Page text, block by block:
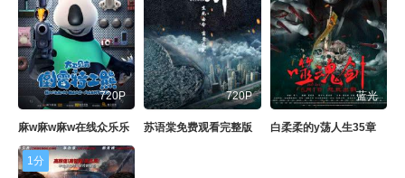
720P
麻w麻w麻w在线众乐乐
720P
苏语棠免费观看完整版
蓝光
白柔柔的y荡人生35章
1分